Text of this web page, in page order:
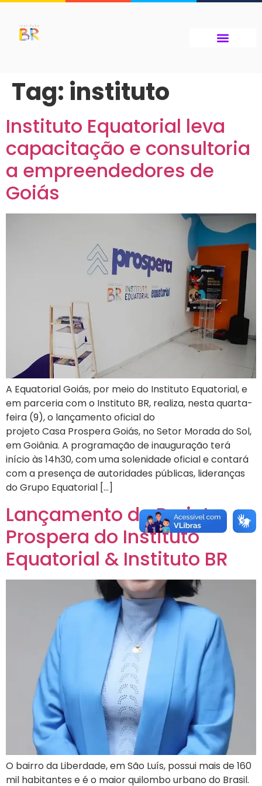
Tag: instituto
Instituto Equatorial leva
capacitação e consultoria
a empreendedores de
Goiás
A Equatorial Goiás, por meio do Instituto Equatorial, e
em parceria com o Instituto BR, realiza, nesta quarta-
feira (9), o lançamento oficial do
projeto Casa Prospera Goiás, no Setor Morada do Sol,
em Goiânia. A programação de inauguração terá
início às 14h30, com uma solenidade oficial e contará
com a presença de autoridades públicas, lideranças
do Grupo Equatorial […]
Lançamento do Projeto
Prospera do Instituto
Equatorial & Instituto BR
O bairro da Liberdade, em São Luís, possui mais de 160
mil habitantes e é o maior quilombo urbano do Brasil.